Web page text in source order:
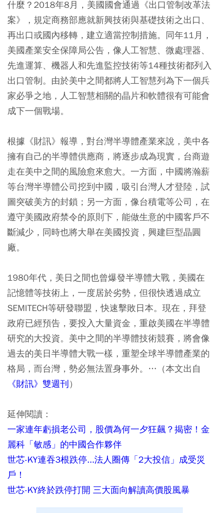
什麼？2018年8月，美國國會通過《出口管制改革法
案》，規定商務部應就新興技術與基礎技術之出口、
再出口或國內移轉，建立適當控制措施。同年11月，
美國產業安全保障局公告，像人工智慧、微處理器、
先進運算、機器人和先進監控技術等14種技術都列入
出口管制。由於美中之間都將人工智慧列為下一個兵
家必爭之地，人工智慧相關的晶片和軟體很有可能會
成下一個戰場。
根據《財訊》報導，對台灣半導體產業來說，美中各
擁有自己的半導體供應商，將逐步成為現實，台商遊
走在美中之間的風險愈來愈大。一方面，中國將瀚薪
等台灣半導體公司挖到中國，吸引台灣人才登陸，試
圖突破美方的封鎖；另一方面，像台積電等公司，在
遵守美國政府禁令的原則下，能做生意的中國客戶不
斷減少，同時也將大舉在美國投資，興建巨型晶圓
廠。
1980年代，美日之間也曾爆發半導體大戰，美國在
記憶體等技術上，一度居於劣勢，但很快透過成立
SEMITECH等研發聯盟，快速擊敗日本。現在，拜登
政府已經預告，要投入大量資金，重啟美國在半導體
研究的大投資。美中之間的半導體技術競賽，將會像
過去的美日半導體大戰一樣，重塑全球半導體產業的
格局，而台灣，勢必無法置身事外。…（本文出自
《財訊》雙週刊）
延伸閱讀：
一家連年虧損老公司，股價為何一夕狂飆？揭密！金
麗科「敏感」的中國合作夥伴
世芯-KY連吞3根跌停...法人圈傳「2大投信」成受災
戶！
世芯-KY終於跌停打開 三大面向解讀高價股風暴